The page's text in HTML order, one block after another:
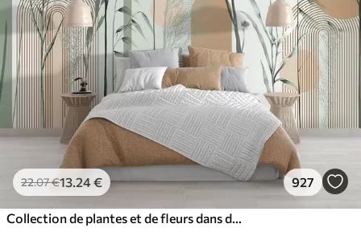
22.07€13 .24€ 927